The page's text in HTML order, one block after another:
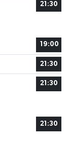
21:30
19:00
21:30
21:30
21:30